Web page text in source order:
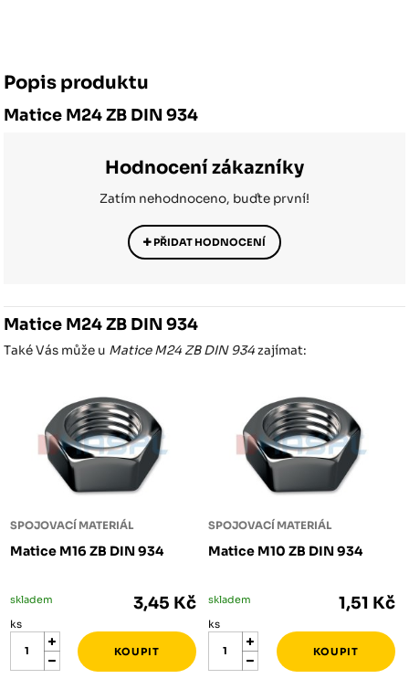
Popis produktu
Matice M24 ZB DIN 934
Hodnocení zákazníky
Zatím nehodnoceno, buďte první!
PŘIDAT HODNOCENÍ
Matice M24 ZB DIN 934
Také Vás může u Matice M24 ZB DIN 934zajímat:
SPOJOVACÍ MATERIÁL
Matice M16 ZB DIN 934
skladem 3,45 Kč
ks
SPOJOVACÍ MATERIÁL
Matice M10 ZB DIN 934
skladem 1,51 Kč
ks